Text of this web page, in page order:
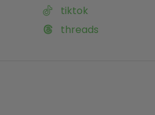
tiktok
threads